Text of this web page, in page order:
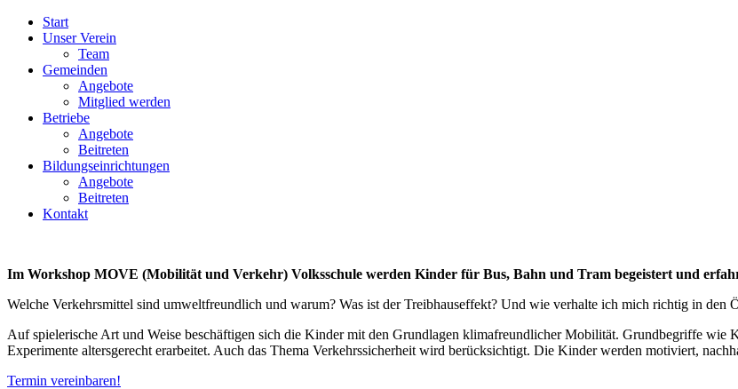
Start
Unser Verein
Team
Gemeinden
Angebote
Mitglied werden
Betriebe
Angebote
Beitreten
Bildungseinrichtungen
Angebote
Beitreten
Kontakt
Im Workshop MOVE (Mobilität und Verkehr) Volksschule werden Kinder für Bus, Bahn und Tram begeistert und
Welche Verkehrsmittel sind umweltfreundlich und warum? Was ist der Treibhauseffekt? Und wie verhalte ich mich richtig in den
Auf spielerische Art und Weise beschäftigen sich die Kinder mit den Grundlagen klimafreundlicher Mobilität. Grundbegriffe wie
Experimente altersgerecht erarbeitet. Auch das Thema Verkehrssicherheit wird berücksichtigt. Die Kinder werden motiviert,
Termin vereinbaren!